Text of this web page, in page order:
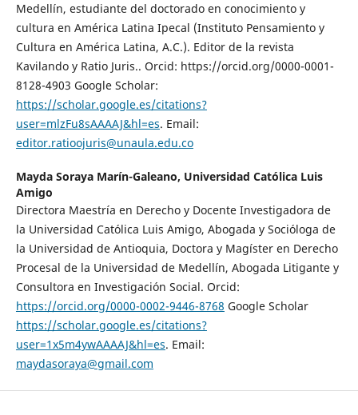
Medellín, estudiante del doctorado en conocimiento y
cultura en América Latina Ipecal (Instituto Pensamiento y
Cultura en América Latina, A.C.). Editor de la revista
Kavilando y Ratio Juris.. Orcid: https://orcid.org/0000-0001-
8128-4903 Google Scholar:
https://scholar.google.es/citations?
user=mlzFu8sAAAAJ&hl=es. Email:
editor.ratioojuris@unaula.edu.co
Mayda Soraya Marín-Galeano, Universidad Católica Luis
Amigo
Directora Maestría en Derecho y Docente Investigadora de
la Universidad Católica Luis Amigo, Abogada y Socióloga de
la Universidad de Antioquia, Doctora y Magíster en Derecho
Procesal de la Universidad de Medellín, Abogada Litigante y
Consultora en Investigación Social. Orcid:
https://orcid.org/0000-0002-9446-8768 Google Scholar
https://scholar.google.es/citations?
user=1x5m4ywAAAAJ&hl=es. Email:
maydasoraya@gmail.com